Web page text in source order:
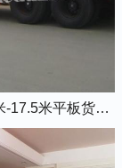
镇康县7.6米-17.5米平板货车出租